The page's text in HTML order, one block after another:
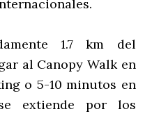
1.7 km del
al Canopy Walk en
o 5-10 minutos en
extiende por los